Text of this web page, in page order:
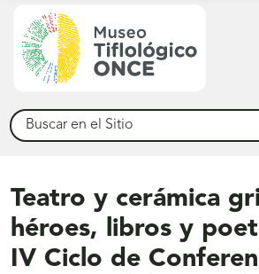
Buscar
Teatro y cerámica
héroes, libros y
IV Ciclo de